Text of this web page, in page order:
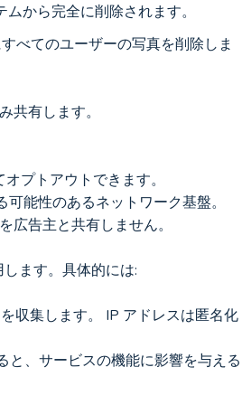
から完全に削除されます。
べてのユーザーの写真を削除しま
共有します。
オプトアウトできます。
可能性のあるネットワーク基盤。
告主と共有しません。
ます。具体的には:
と、サービスの機能に影響を与える